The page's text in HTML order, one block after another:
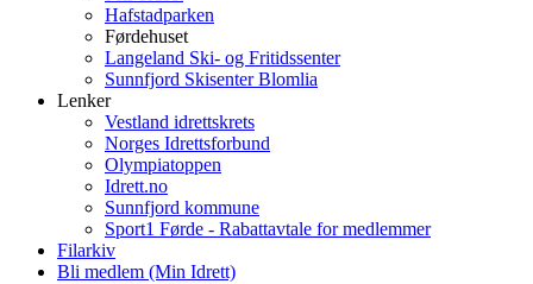
Hafstadparken
Førdehuset
Langeland Ski- og Fritidssenter
Sunnfjord Skisenter Blomlia
Lenker
Vestland idrettskrets
Norges Idrettsforbund
Olympiatoppen
Idrett.no
Sunnfjord kommune
Sport1 Førde - Rabattavtale for medlemmer
Filarkiv
Bli medlem (Min Idrett)